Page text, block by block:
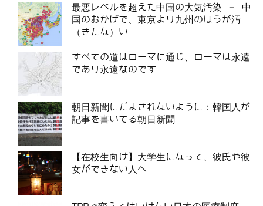
最悪レベルを超えた中国の大気汚染 – 中
国のおかげで、東京より九州のほうが汚
（きたな）い
すべての道はローマに通じ、ローマは永遠
であり永遠なのです
朝日新聞にだまされないように：韓国人が
記事を書いてる朝日新聞
【在校生向け】大学生になって、彼氏や彼
女ができない人へ